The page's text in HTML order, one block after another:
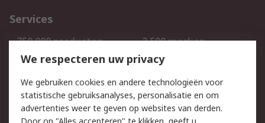
Services
750.000 producten
2.500 merken
Bestellen
Inkoopoplossingen
Track & Trace
We respecteren uw privacy
We gebruiken cookies en andere technologieën voor
statistische gebruiksanalyses, personalisatie en om
advertenties weer te geven op websites van derden.